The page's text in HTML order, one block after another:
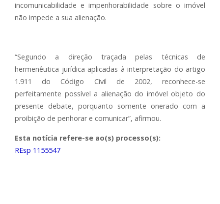
incomunicabilidade e impenhorabilidade sobre o imóvel
não impede a sua alienação.
“Segundo a direção traçada pelas técnicas de
hermenêutica jurídica aplicadas à interpretação do artigo
1.911 do Código Civil de 2002, reconhece-se
perfeitamente possível a alienação do imóvel objeto do
presente debate, porquanto somente onerado com a
proibição de penhorar e comunicar”, afirmou.
Esta notícia refere-se ao(s) processo(s):
REsp 1155547